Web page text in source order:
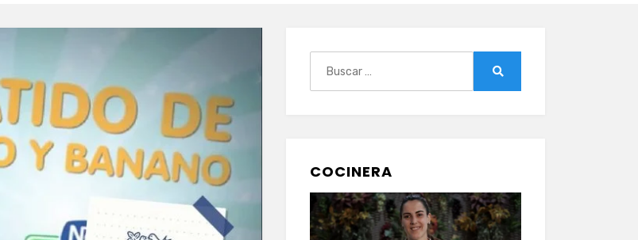
COCINERA